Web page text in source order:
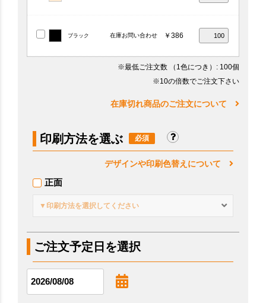
ブラック 在庫お問い合わせ ￥386
※最低ご注文数 （1色につき） : 100個
※10の倍数でご注文下さい
在庫切れ商品のご注文について
印刷方法を選ぶ
デザインや印刷色替えについて
正面
▼印刷方法を選択してください
ご注文予定日を選択